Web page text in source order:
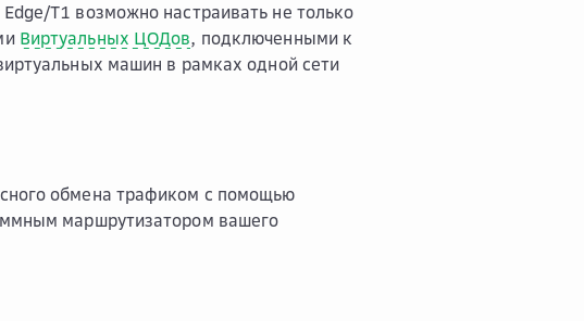
T1 возможно настраивать не только
Виртуальных ЦОДов, подключенными к
машин в рамках одной сети
обмена трафиком с помощью
маршрутизатором вашего